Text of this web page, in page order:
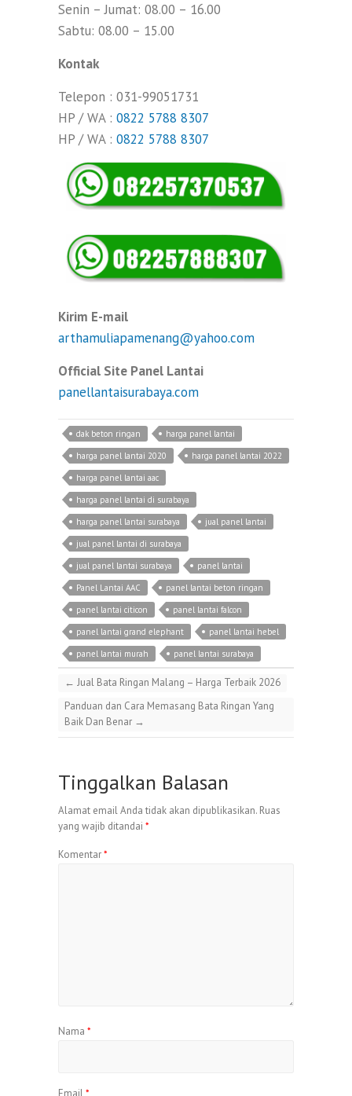
Senin – Jumat: 08.00 – 16.00
Sabtu: 08.00 – 15.00
Kontak
Telepon : 031-99051731
HP / WA : 0822 5788 8307
HP / WA : 0822 5788 8307
Kirim E-mail
arthamuliapamenang@yahoo.com
Official Site Panel Lantai
panellantaisurabaya.com
dak beton ringan
harga panel lantai
harga panel lantai 2020
harga panel lantai 2022
harga panel lantai aac
harga panel lantai di surabaya
harga panel lantai surabaya
jual panel lantai
jual panel lantai di surabaya
jual panel lantai surabaya
panel lantai
Panel Lantai AAC
panel lantai beton ringan
panel lantai citicon
panel lantai falcon
panel lantai grand elephant
panel lantai hebel
panel lantai murah
panel lantai surabaya
← Jual Bata Ringan Malang – Harga Terbaik 2026
Panduan dan Cara Memasang Bata Ringan Yang
Baik Dan Benar →
Tinggalkan Balasan
Alamat email Anda tidak akan dipublikasikan. Ruas
yang wajib ditandai *
Komentar*
Nama *
Email *